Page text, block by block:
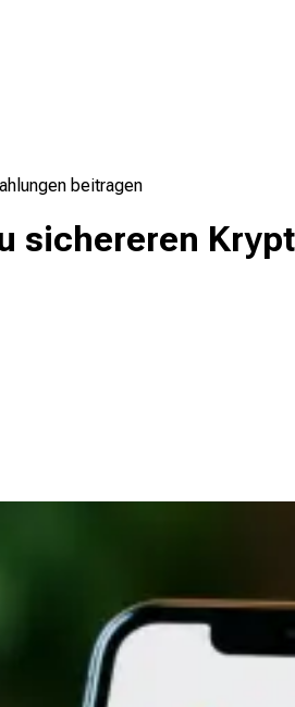
beitragen
sichereren